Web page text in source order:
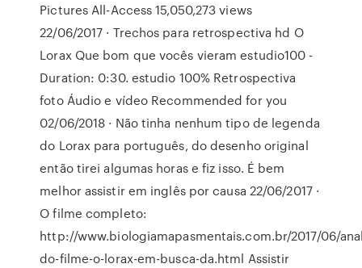
Pictures All-Access 15,050,273 views
22/06/2017 · Trechos para retrospectiva hd O
Lorax Que bom que vocês vieram estudio100 -
Duration: 0:30. estudio 100% Retrospectiva
foto Áudio e vídeo Recommended for you
02/06/2018 · Não tinha nenhum tipo de legenda
do Lorax para português, do desenho original
então tirei algumas horas e fiz isso. É bem
melhor assistir em inglês por causa 22/06/2017 ·
O filme completo:
http://www.biologiamapasmentais.com.br/2017/06/
do-filme-o-lorax-em-busca-da.html Assistir